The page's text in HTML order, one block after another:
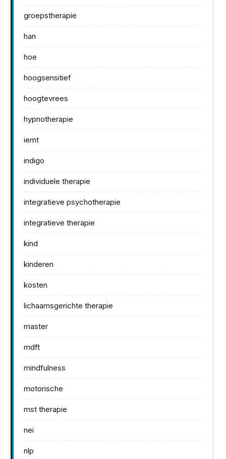
groepstherapie
han
hoe
hoogsensitief
hoogtevrees
hypnotherapie
iemt
indigo
individuele therapie
integratieve psychotherapie
integratieve therapie
kind
kinderen
kosten
lichaamsgerichte therapie
master
mdft
mindfulness
motorische
mst therapie
nei
nlp